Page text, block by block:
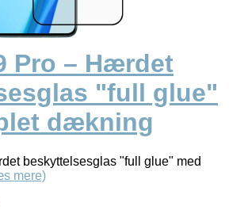
Pro – Hærdet
"full glue"
dækning
beskyttelsesglas "full glue" med
mere)